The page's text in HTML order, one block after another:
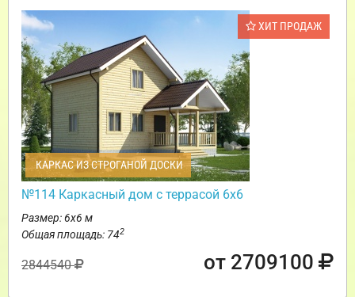
ХИТ ПРОДАЖ
КАРКАС ИЗ СТРОГАНОЙ ДОСКИ
№114 Каркасный дом с террасой 6х6
Размер: 6х6 м
Общая площадь: 742
2844540 от 2709100